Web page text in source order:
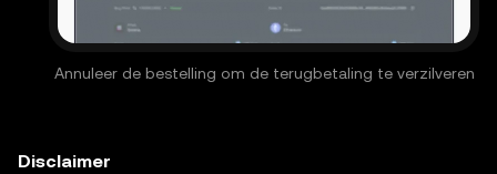
Annuleer de bestelling om de terugbetaling te verzilveren
Disclaimer